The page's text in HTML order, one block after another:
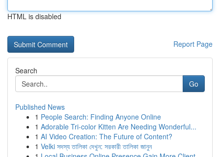
HTML is disabled
Report Page
Search
Go
Published News
1 People Search: Finding Anyone Online
1 Adorable Tri-color Kitten Are Needing Wonderful...
1 AI Video Creation: The Future of Content?
1 Velki সদস্য তালিকা দেখুন: সরকারী তালিকা জানুন